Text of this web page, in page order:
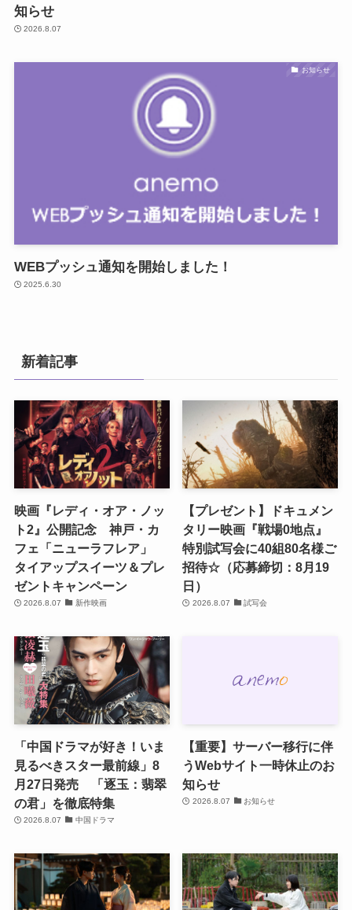
知らせ
2026.8.07
お知らせ
WEBプッシュ通知を開始しました！
2025.6.30
新着記事
映画『レディ・オア・ノッ
ト2』公開記念 神戸・カ
フェ「ニューラフレア」
タイアップスイーツ＆プレ
ゼントキャンペーン
2026.8.07 新作映画
【プレゼント】ドキュメン
タリー映画『戦場0地点』
特別試写会に40組80名様ご
招待☆（応募締切：8月19
日）
2026.8.07 試写会
「中国ドラマが好き！いま
見るべきスター最前線」8
月27日発売 「逐玉：翡翠
の君」を徹底特集
2026.8.07 中国ドラマ
【重要】サーバー移行に伴
うWebサイト一時休止のお
知らせ
2026.8.07 お知らせ